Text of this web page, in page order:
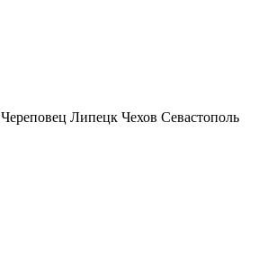
Череповец Липецк Чехов Севастополь